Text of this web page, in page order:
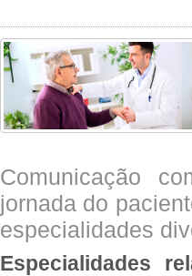
Comunicação
jornada do
especialidades
Especialidades